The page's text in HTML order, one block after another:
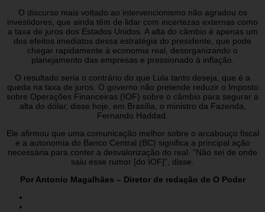
O discurso mais voltado ao intervencionismo não agradou os
investidores, que ainda têm de lidar com incertezas externas como
a taxa de juros dos Estados Unidos. A alta do câmbio é apenas um
dos efeitos imediatos dessa estratégia do presidente, que pode
chegar rapidamente à economia real, desorganizando o
planejamento das empresas e pressionado à inflação.
O resultado seria o contrário do que Lula tanto deseja, que é a
queda na taxa de juros. O governo não pretende reduzir o Imposto
sobre Operações Financeiras (IOF) sobre o câmbio para segurar a
alta do dólar, disse hoje, em Brasília, o ministro da Fazenda,
Fernando Haddad.
Ele afirmou que uma comunicação melhor sobre o arcabouço fiscal
e a autonomia do Banco Central (BC) significa a principal ação
necessária para conter a desvalorização do real. “Não sei de onde
saiu esse rumor [do IOF]”, disse.
Por Antonio Magalhães – Diretor de redação de O Poder